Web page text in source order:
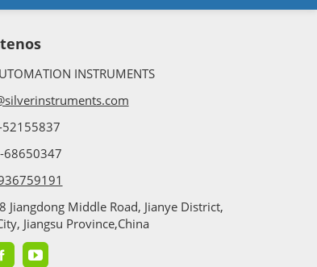
INSTRUMENTS
68650347
Jiangdong Middle Road, Jianye District,
Jiangsu Province,China